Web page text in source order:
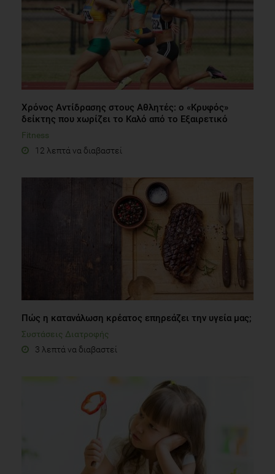
Χρόνος Αντίδρασης στους Αθλητές: ο «Κρυφός»
δείκτης που χωρίζει το Καλό από το Εξαιρετικό
Fitness
12 λεπτά να διαβαστεί
Πώς η κατανάλωση κρέατος επηρεάζει την υγεία μας;
Συστάσεις Διατροφής
3 λεπτά να διαβαστεί